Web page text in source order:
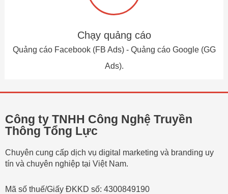
Chạy quảng cáo
Quảng cáo Facebook (FB Ads) - Quảng cáo Google (GG
Ads).
Công ty TNHH Công Nghệ Truyền
Thông Tổng Lực
Chuyên cung cấp dịch vụ digital marketing và branding uy
tín và chuyên nghiệp tại Việt Nam.
Mã số thuế/Giấy ĐKKD số: 4300849190